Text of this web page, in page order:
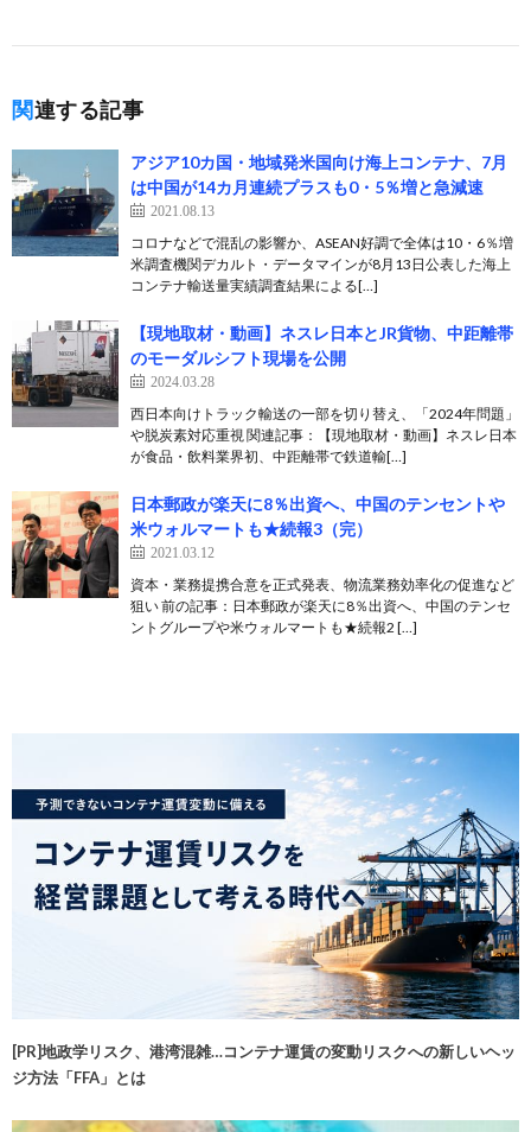
関連する記事
アジア10カ国・地域発米国向け海上コンテナ、7月
は中国が14カ月連続プラスも0・5％増と急減速
2021.08.13
コロナなどで混乱の影響か、ASEAN好調で全体は10・6％増
米調査機関デカルト・データマインが8月13日公表した海上
コンテナ輸送量実績調査結果による[…]
【現地取材・動画】ネスレ日本とJR貨物、中距離帯
のモーダルシフト現場を公開
2024.03.28
西日本向けトラック輸送の一部を切り替え、「2024年問題」
や脱炭素対応重視 関連記事：【現地取材・動画】ネスレ日本
が食品・飲料業界初、中距離帯で鉄道輸[…]
日本郵政が楽天に8％出資へ、中国のテンセントや
米ウォルマートも★続報3（完）
2021.03.12
資本・業務提携合意を正式発表、物流業務効率化の促進など
狙い 前の記事：日本郵政が楽天に8％出資へ、中国のテンセ
ントグループや米ウォルマートも★続報2 […]
[PR]地政学リスク、港湾混雑…コンテナ運賃の変動リスクへの新しいヘッ
ジ方法「FFA」とは